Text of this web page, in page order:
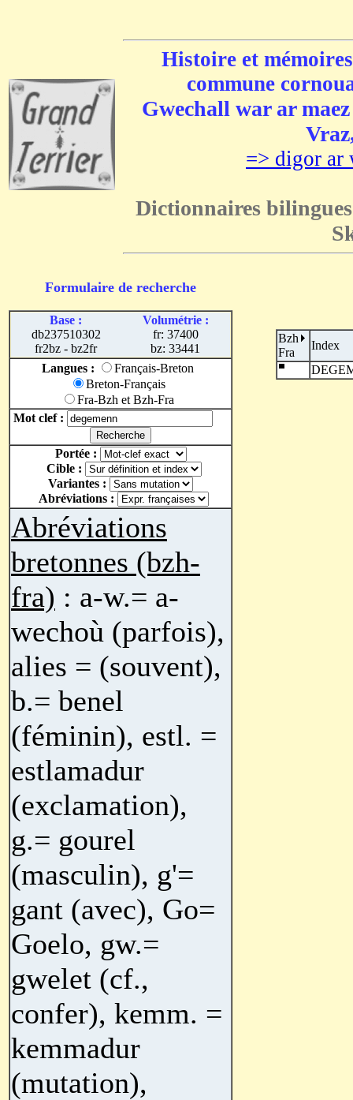
Histoire et
commune
Gwechall war ar
=> digor ar
Dictionnaires
Formulaire de recherche
Base :
db237510302
fr2bz - bz2fr
Volumétrie :
fr: 37400
bz: 33441
Langues :
Français-Breton
Breton-Français
Fra-Bzh et Bzh-Fra
Mot clef :
Portée :
Cible :
Variantes :
Abréviations :
Abréviations
bretonnes (bzh-
fra) : a-w.= a-
wechoù (parfois),
alies = (souvent),
b.= benel
(féminin), estl. =
estlamadur
(exclamation),
g.= gourel
(masculin), g'=
gant (avec), Go=
Goelo, gw.=
gwelet (cf.,
confer), kemm. =
kemmadur
(mutation),
Bzh
Fra
Index